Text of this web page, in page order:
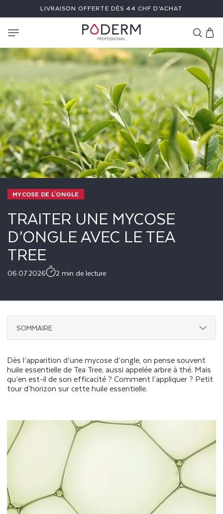
AU
LIVRAISON OFFERTE DÈS 44 CHF D’ACHAT
Panier
MYCOSE DE L'ONGLE
TRAITER UNE MYCOSE
D’ONGLE AVEC LE TEA
TREE
06.07.2026 2 min de lecture
SOMMAIRE
Dès l’apparition d’une mycose d’ongle, on pense souvent
huile essentielle de Tea Tree, aussi appelée arbre à thé. Mais
qu’en est-il de son efficacité ? Comment l’appliquer ? Petit
tour d’horizon sur cette huile essentielle.